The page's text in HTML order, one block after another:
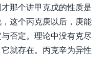
那个讲甲克戊的性质是
这个丙克庚以后，庚能
否定。理论中没有克尽
就存在。丙克辛为异性